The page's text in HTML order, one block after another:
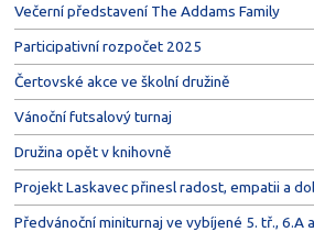
Večerní představení The Addams Family
Participativní rozpočet 2025
Čertovské akce ve školní družině
Vánoční futsalový turnaj
Družina opět v knihovně
Projekt Laskavec přinesl radost, empatii a
Předvánoční miniturnaj ve vybíjené 5. tř., 6.A